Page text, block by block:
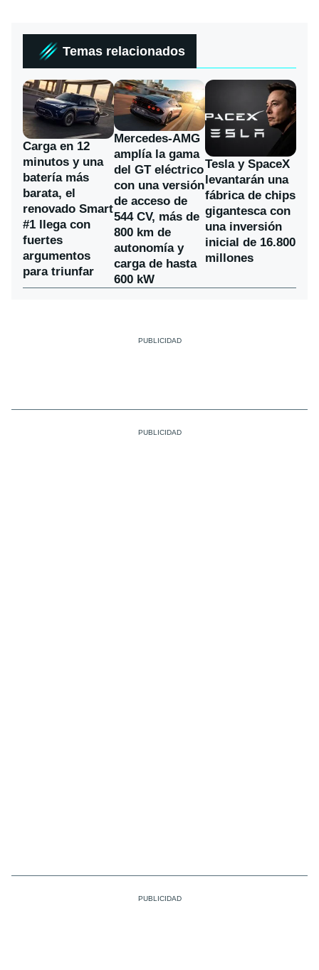
Temas relacionados
Carga en 12
minutos y una
batería más
barata, el
renovado Smart
#1 llega con
fuertes
argumentos
para triunfar
Mercedes-AMG
amplía la gama
del GT eléctrico
con una versión
de acceso de
544 CV, más de
800 km de
autonomía y
carga de hasta
600 kW
Tesla y SpaceX
levantarán una
fábrica de chips
gigantesca con
una inversión
inicial de 16.800
millones